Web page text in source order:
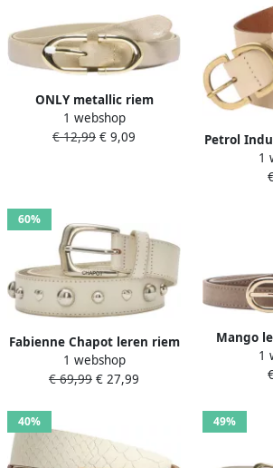
ONLY metallic riem
ONLKELLY beige
1 webshop
€ 12,99 € 9,09
Petrol
1
60%
Fabienne Chapot leren riem
Play of Studs ecru
1 webshop
€ 69,99 € 27,99
Mango
1
40% 49%